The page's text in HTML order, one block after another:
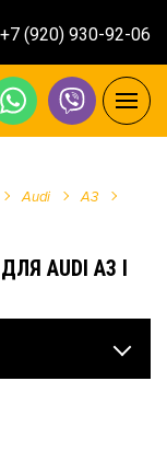
+7 (920) 930-92-06
Audi
A3
AUDI A3 I